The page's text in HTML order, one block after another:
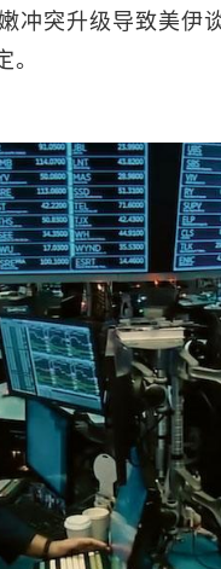
冲突升级导致美伊
。